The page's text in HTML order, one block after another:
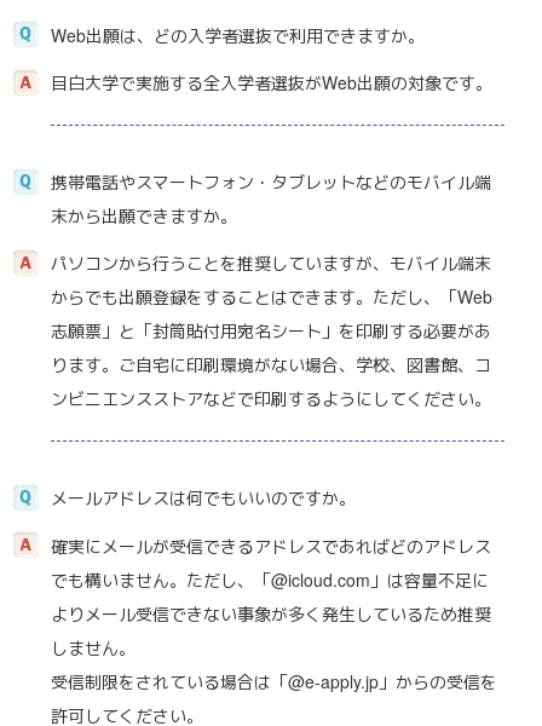
Web出願は、どの入学者選抜で利用できますか。
目白大学で実施する全入学者選抜がWeb出願の対象です。
携帯電話やスマートフォン・タブレットなどのモバイル端
末から出願できますか。
パソコンから行うことを推奨していますが、モバイル端末
からでも出願登録をすることはできます。ただし、「Web
志願票」と「封筒貼付用宛名シート」を印刷する必要があ
ります。ご自宅に印刷環境がない場合、学校、図書館、コ
ンビニエンスストアなどで印刷するようにしてください。
メールアドレスは何でもいいのですか。
確実にメールが受信できるアドレスであればどのアドレス
でも構いません。ただし、「@icloud.com」は容量不足に
よりメール受信できない事象が多く発生しているため推奨
しません。
受信制限をされている場合は「@e-apply.jp」からの受信を
許可してください。